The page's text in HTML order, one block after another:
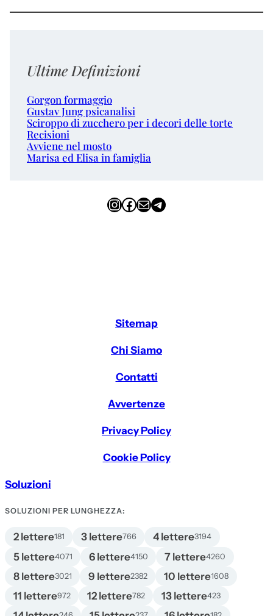
Ultime Definizioni
Gorgon formaggio
Gustav Jung psicanalisi
Sciroppo di zucchero per i decori delle torte
Recisioni
Avviene nel mosto
Marisa ed Elisa in famiglia
InstagramFacebook Email Telegram
Sitemap
Chi Siamo
Contatti
Avvertenze
Privacy Policy
Cookie Policy
Soluzioni
SOLUZIONI PER LUNGHEZZA:
2 lettere181 3 lettere766 4 lettere3194
5 lettere4071 6 lettere4150 7 lettere4260
8 lettere3021 9 lettere2382 10 lettere1608
11 lettere972 12 lettere782 13 lettere423